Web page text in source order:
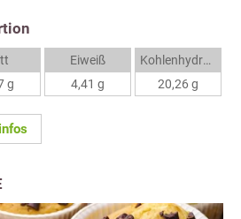
g
Eiweiß
4,41 g
Kohlenhydrate
20,26 g